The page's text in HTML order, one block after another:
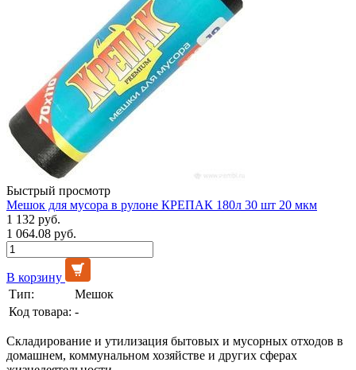
Быстрый просмотр
Мешок для мусора в рулоне КРЕПАК 180л 30 шт 20 мкм
1 132 руб.
1 064.08 руб.
В корзину
Тип:
Мешок
Код товара: -
Складирование и утилизация бытовых и мусорных отходов в
домашнем, коммунальном хозяйстве и других сферах